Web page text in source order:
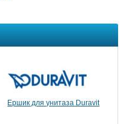
Ершик для унитаза Duravit